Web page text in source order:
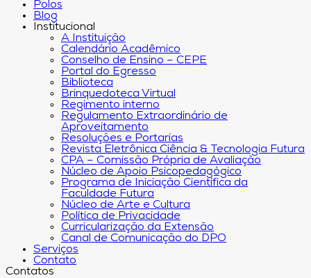
Polos
Blog
Institucional
A Instituição
Calendário Acadêmico
Conselho de Ensino – CEPE
Portal do Egresso
Biblioteca
Brinquedoteca Virtual
Regimento interno
Regulamento Extraordinário de
Aproveitamento
Resoluções e Portarias
Revista Eletrônica Ciência & Tecnologia Futura
CPA – Comissão Própria de Avaliação
Núcleo de Apoio Psicopedagógico
Programa de Iniciação Científica da
Faculdade Futura
Núcleo de Arte e Cultura
Política de Privacidade
Curricularização da Extensão
Canal de Comunicação do DPO
Serviços
Contato
Contatos